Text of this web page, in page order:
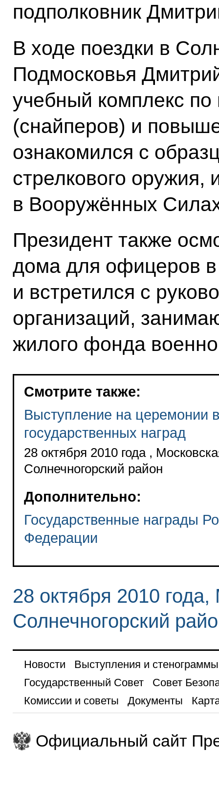
подполковник
В ходе поездки в
Подмосковья
учебный комплекс по
(снайперов) и
ознакомился с
стрелкового оружия,
в Вооружённых
Президент также
дома для офицеров
и встретился с
организаций,
жилого фонда
Смотрите также:
Выступление на церемонии
государственных наград
28 октября 2010 года ,
Солнечногорский район
Дополнительно:
Государственные награды
Федерации
28 октября 2010
Солнечногорский
Новости
Выступления и стенограммы
Государственный Совет
Совет
Комиссии и советы
Документы
Официальный сайт